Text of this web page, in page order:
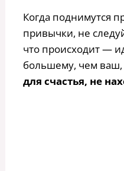
Когда поднимутся
привычки, не
что происходит —
большему, чем ваш,
для счастья, не